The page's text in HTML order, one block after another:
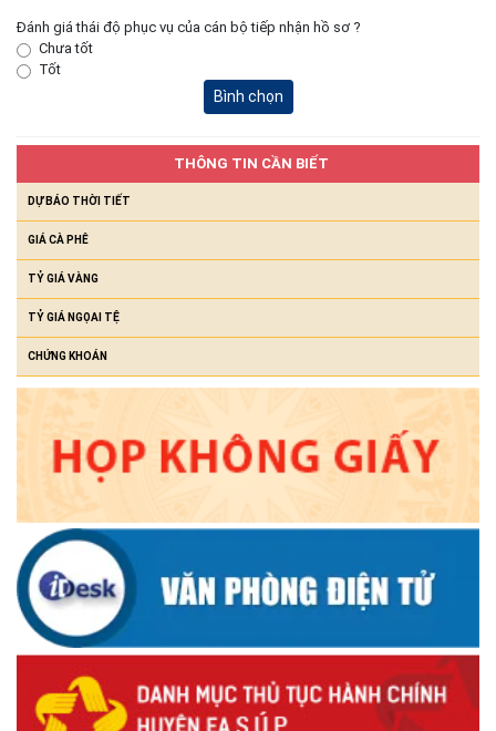
Đánh giá thái độ phục vụ của cán bộ tiếp nhận hồ sơ ?
Chưa tốt
Tốt
Bình chọn
THÔNG TIN CẦN BIẾT
DỰ BÁO THỜI TIẾT
GIÁ CÀ PHÊ
TỶ GIÁ VÀNG
TỶ GIÁ NGỌAI TỆ
CHỨNG KHOÁN